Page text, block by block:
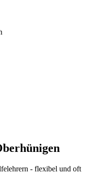
- flexibel und oft